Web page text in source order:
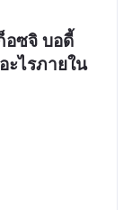
อซจิ บอดี้
ไรภายใน